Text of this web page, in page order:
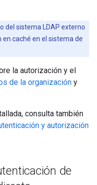
del sistema LDAP externo
caché en el sistema de
la autorización y el
de la organización y
consulta también
y autorización
de